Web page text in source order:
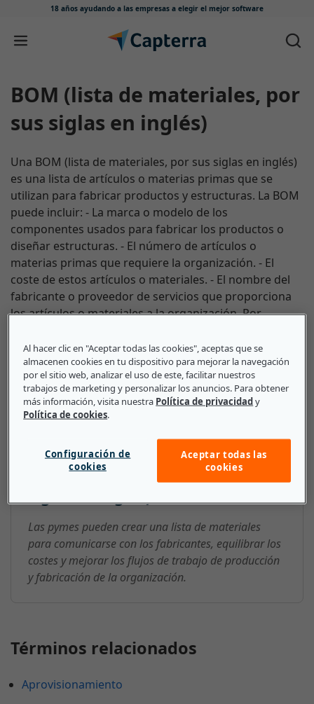
18 años ayudando a las empresas a elegir el mejor software
Ir directamente al contenido
BOM (lista de materiales, por
sus siglas en inglés)
Una BOM (lista de materiales, por sus siglas en inglés)
es una lista de artículos o materias primas que se
utilizan para fabricar productos y estructuras. La BOM
puede incluir: - La marca o modelo de los
componentes usados para fabricar los productos o
diseñar estructuras. - El número de artículos o
materias primas que requiere la organización. - El
coste de estos artículos o materiales. - El nombre del
fabricante o proveedor de servicios que proporciona
los artículos o materiales a la organización. Por
incluya las piezas del vehículo, como ruedas y frenos,
además de los costes y cantidades de esas piezas.
Lo que deben saber las pequeñas
y medianas empresas sobre BOM
(lista de materiales, por sus
Las pymes pueden crear una lista de materiales
para comunicarse con los fabricantes, equilibrar los
costes y mejorar los flujos de trabajo de producción
y fabricación de la organización.
Términos relacionados
Aprovisionamiento
Al hacer clic en "Aceptar todas las cookies", aceptas que se
almacenen cookies en tu dispositivo para mejorar la navegación
por el sitio web, analizar el uso de este, facilitar nuestros
trabajos de marketing y personalizar los anuncios. Para obtener
más información, visita nuestra Política de privacidady
Política de cookies.
Configuración de
cookies
Aceptar todas las
cookies